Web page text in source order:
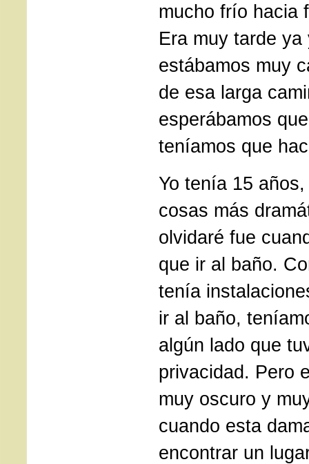
mucho frío hacia
Era muy tarde
estábamos muy
de esa larga
esperábamos
teníamos que
Yo tenía 15
cosas más
olvidaré fue
que ir al baño.
tenía
ir al baño,
algún lado que
privacidad. Pero
muy oscuro y
cuando esta
encontrar un